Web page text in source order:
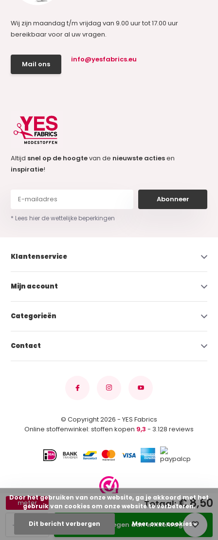
+
-
meter
Toevoegen aan winkelwagen
Totaal:€ 8,50
Wij zijn maandag t/m vrijdag van 9.00 uur tot 17.00 uur
bereikbaar voor al uw vragen.
Mail ons
info@yesfabrics.eu
Altijd snel op de hoogtevan de nieuwste actiesen
inspiratie!
Abonneer
* Lees hier de wettelijke beperkingen
Klantenservice
Mijn account
Categorieën
Contact
© Copyright 2026 - YES Fabrics
Online stoffenwinkel: stoffen kopen 9,3 - 3.128 reviews
Door het gebruiken van onze website, ga je akkoord met het
gebruik van cookies om onze website te verbeteren.
Dit bericht verbergen Meer over cookies »